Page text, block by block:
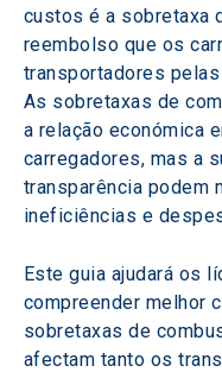
custos é a sobretaxa
reembolso que os
transportadores
As sobretaxas de
a relação económica
carregadores, mas a
transparência podem
ineficiências e
Este guia ajudará os
compreender melhor
sobretaxas de
afectam tanto os